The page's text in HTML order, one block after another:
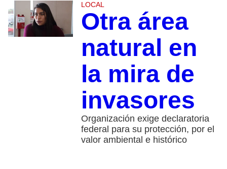
LOCAL
Otra área
natural en
la mira de
invasores
Organización exige declaratoria
federal para su protección, por el
valor ambiental e histórico